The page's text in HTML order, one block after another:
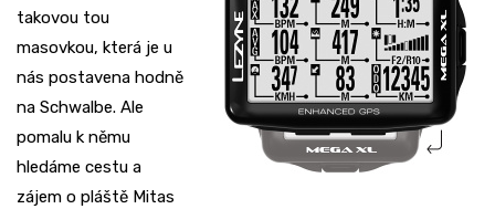
takovou tou
masovkou, která je u
nás postavena hodně
na Schwalbe. Ale
pomalu k němu
hledáme cestu a
zájem o pláště Mitas